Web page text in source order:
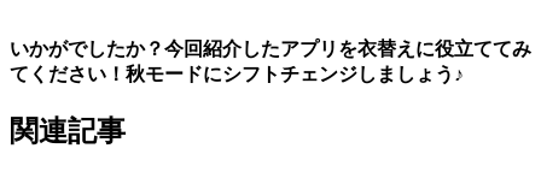
いかがでしたか？今回紹介したアプリを衣替えに役立ててみ
てください！秋モードにシフトチェンジしましょう♪
関連記事